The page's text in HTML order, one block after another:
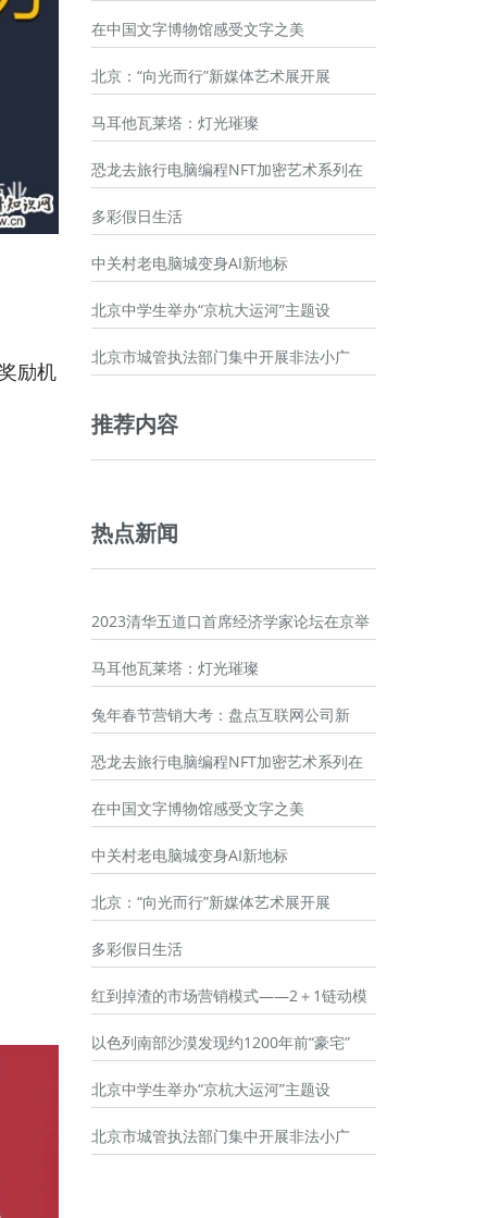
励机
在中国文字博物馆感受文字之美
北京：“向光而行”新媒体艺术展开展
马耳他瓦莱塔：灯光璀璨
恐龙去旅行电脑编程NFT加密艺术系列在
多彩假日生活
中关村老电脑城变身AI新地标
北京中学生举办“京杭大运河”主题设
北京市城管执法部门集中开展非法小广
推荐内容
热点新闻
2023清华五道口首席经济学家论坛在京举
马耳他瓦莱塔：灯光璀璨
兔年春节营销大考：盘点互联网公司新
恐龙去旅行电脑编程NFT加密艺术系列在
在中国文字博物馆感受文字之美
中关村老电脑城变身AI新地标
北京：“向光而行”新媒体艺术展开展
多彩假日生活
红到掉渣的市场营销模式——2＋1链动模
以色列南部沙漠发现约1200年前“豪宅”
北京中学生举办“京杭大运河”主题设
北京市城管执法部门集中开展非法小广